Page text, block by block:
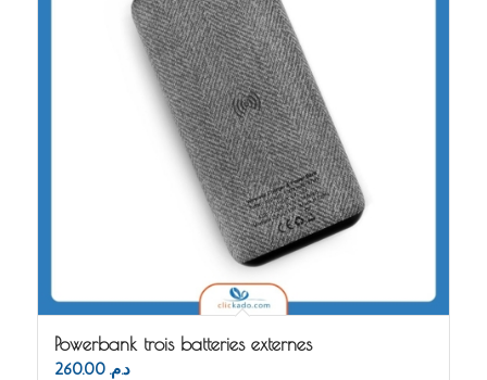
Powerbank trois batteries externes
د.م. 260.00